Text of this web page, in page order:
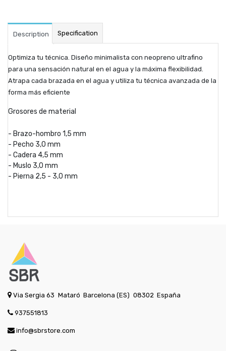
Description Specification
Optimiza tu técnica. Diseño minimalista con neopreno ultrafino
para una sensación natural en el agua y la máxima flexibilidad.
Atrapa cada brazada en el agua y utiliza tu técnica avanzada de la
forma más eficiente
Grosores de material
- Brazo-hombro 1,5 mm
- Pecho 3,0 mm
- Cadera 4,5 mm
- Muslo 3,0 mm
- Pierna 2,5 - 3,0 mm
Via Sergia 63 Mataró Barcelona (ES) 08302 España
937551813
info@sbrstore.com